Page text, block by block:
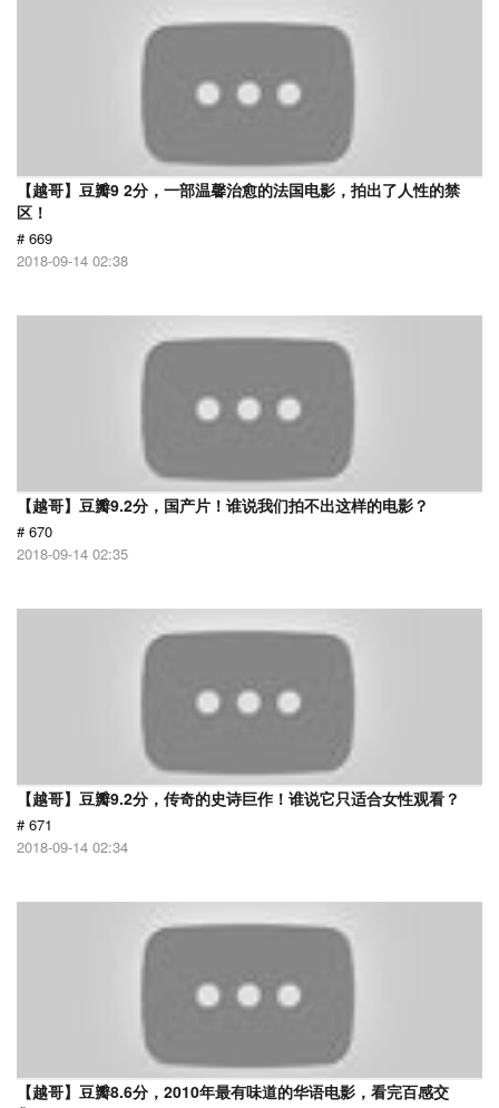
【越哥】豆瓣9 2分，一部温馨治愈的法国电影，拍出了人性的禁
区！
# 669
2018-09-14 02:38
【越哥】豆瓣9.2分，国产片！谁说我们拍不出这样的电影？
# 670
2018-09-14 02:35
【越哥】豆瓣9.2分，传奇的史诗巨作！谁说它只适合女性观看？
# 671
2018-09-14 02:34
【越哥】豆瓣8.6分，2010年最有味道的华语电影，看完百感交